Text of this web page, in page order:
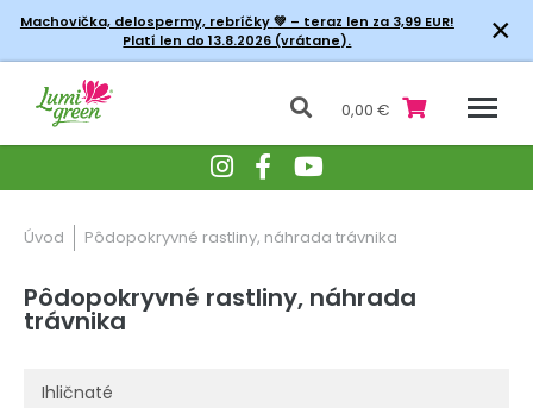
Machovička, delospermy, rebríčky💚 – teraz len za 3,99 EUR!
Platí len do 13.8.2026 (vrátane).
×
0,00 €
Úvod Pôdopokryvné rastliny, náhrada trávnika
Pôdopokryvné rastliny, náhrada
trávnika
Ihličnaté